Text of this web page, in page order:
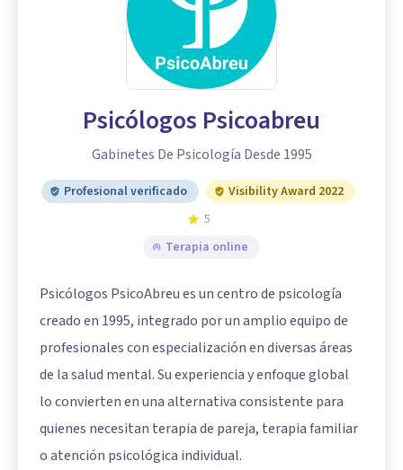
Psicólogos Psicoabreu
Gabinetes De Psicología Desde 1995
Profesional verificado
Visibility Award 2022
5
Terapia online
Psicólogos PsicoAbreu es un centro de psicología
creado en 1995, integrado por un amplio equipo de
profesionales con especialización en diversas áreas
de la salud mental. Su experiencia y enfoque global
lo convierten en una alternativa consistente para
quienes necesitan terapia de pareja, terapia familiar
o atención psicológica individual.